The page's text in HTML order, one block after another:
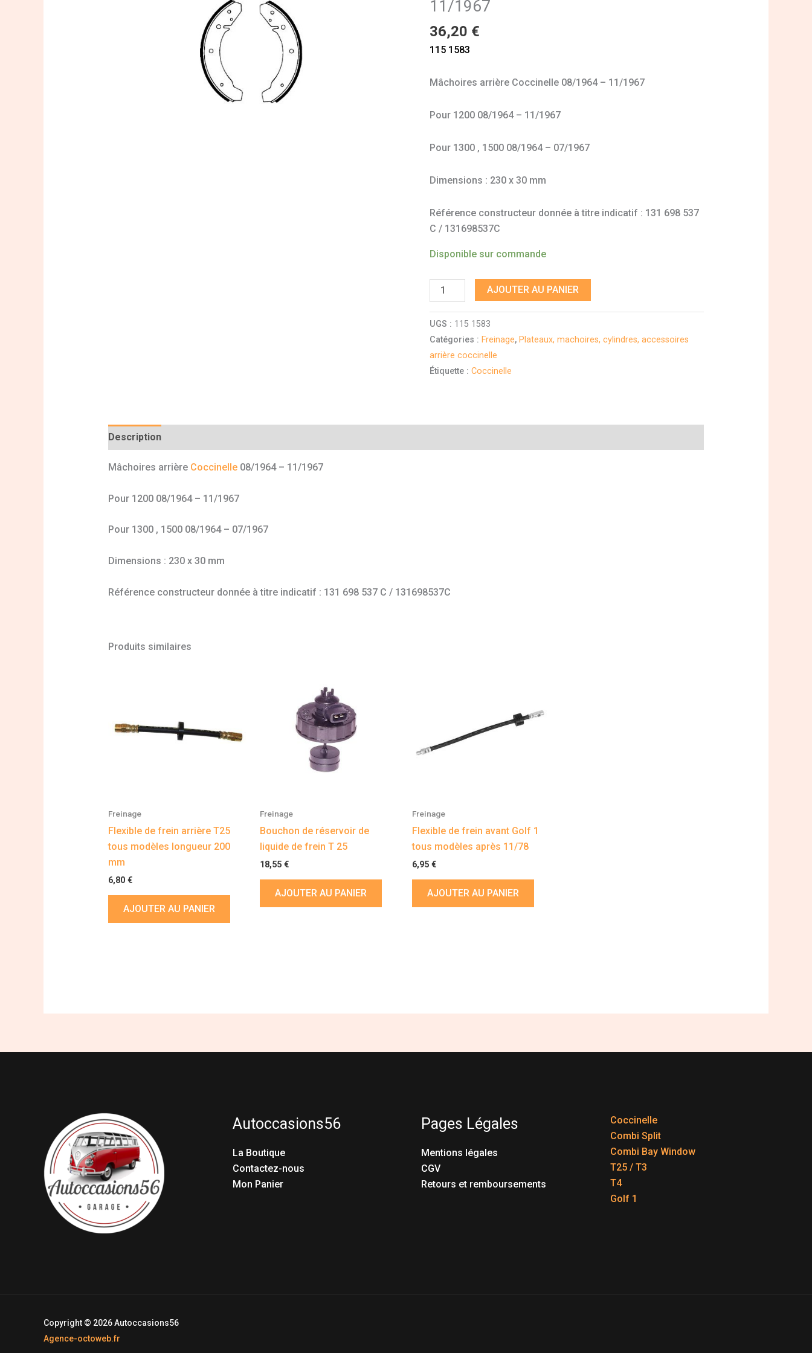
11/1967
36,20 €
115 1583
Mâchoires arrière Coccinelle 08/1964 – 11/1967
Pour 1200 08/1964 – 11/1967
Pour 1300 , 1500 08/1964 – 07/1967
Dimensions : 230 x 30 mm
Référence constructeur donnée à titre indicatif : 131 698 537
C / 131698537C
Disponible sur commande
11/1967
AJOUTER AU PANIER
UGS : 115 1583
Catégories : Freinage, Plateaux, machoires, cylindres, accessoires
arrière coccinelle
Étiquette :Coccinelle
Description
Mâchoires arrière Coccinelle08/1964 – 11/1967
Pour 1200 08/1964 – 11/1967
Pour 1300 , 1500 08/1964 – 07/1967
Dimensions : 230 x 30 mm
Référence constructeur donnée à titre indicatif : 131 698 537 C / 131698537C
Produits similaires
Freinage
Flexible de frein arrière T25
tous modèles longueur 200
mm
6,80 €
AJOUTER AU PANIER
Freinage
Bouchon de réservoir de
liquide de frein T 25
18,55€
AJOUTER AU PANIER
Freinage
Flexible de frein avant Golf 1
tous modèles après 11/78
6,95 €
AJOUTER AU PANIER
Autoccasions56
La Boutique
Contactez-nous
Mon Panier
Pages Légales
Mentions légales
CGV
Retours et remboursements
Coccinelle
Combi Split
Combi Bay Window
T25 / T3
T4
Golf 1
Copyright © 2026 Autoccasions56
Agence-octoweb.fr